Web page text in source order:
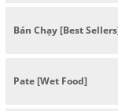
Bán Chạy [Best
Pate [Wet Food]